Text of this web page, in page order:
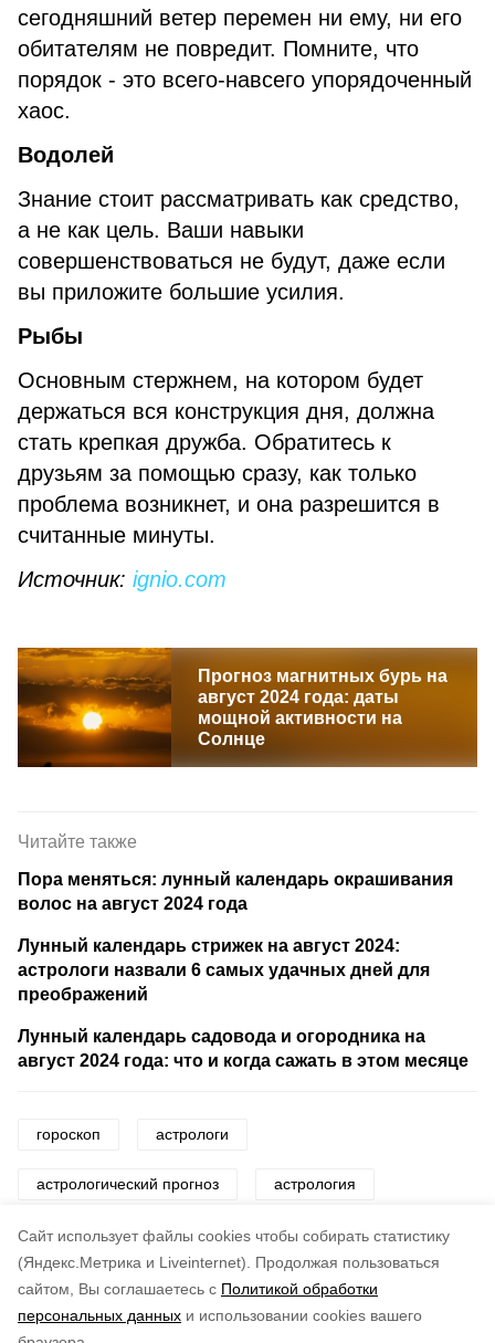
Cайт использует файлы cookies чтобы собирать статистику
(Яндекс.Метрика и Liveinternet).
Продолжая пользоваться
сайтом, Вы соглашаетесь с Политикой обработки
персональных данных и использовании cookies вашего
сегодняшний ветер перемен ни ему, ни его
обитателям не повредит. Помните, что
порядок - это всего-навсего упорядоченный
хаос.
Водолей
Знание стоит рассматривать как средство,
а не как цель. Ваши навыки
совершенствоваться не будут, даже если
вы приложите большие усилия.
Рыбы
Основным стержнем, на котором будет
держаться вся конструкция дня, должна
стать крепкая дружба. Обратитесь к
друзьям за помощью сразу, как только
проблема возникнет, и она разрешится в
считанные минуты.
Источник: ignio.com
Прогноз магнитных бурь на
август 2024 года: даты
мощной активности на
Солнце
Читайте также
Пора меняться: лунный календарь окрашивания
волос на август 2024 года
Лунный календарь стрижек на август 2024:
астрологи назвали 6 самых удачных дней для
преображений
Лунный календарь садовода и огородника на
август 2024 года: что и когда сажать в этом месяце
гороскоп астрологи
астрологический прогноз астрология
знаки знаки зодиака
по оценке